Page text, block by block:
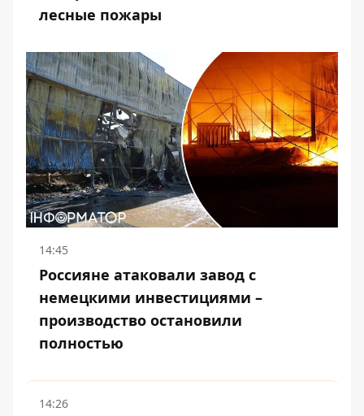
лесные пожары
14:45
Россияне атаковали завод с
немецкими инвестициями –
производство остановили
полностью
14:26